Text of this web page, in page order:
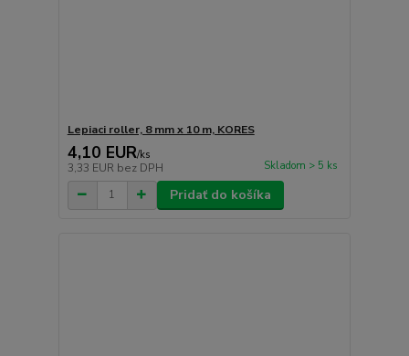
Lepiaci roller, 8 mm x 10 m, KORES
4,10 EUR/ks
3,33 EUR bez DPH Skladom > 5 ks
Pridať do košíka